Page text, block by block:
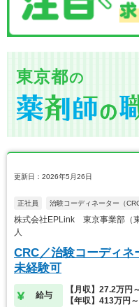
東京都の
更新日：2026年5月26日
正社員 治験コーディネーター（CRC
株式会社EPLink 東京事業部（
人
CRC／治験コーディ
未経験可
給与
【月収】27.2万円
【年収】413万円